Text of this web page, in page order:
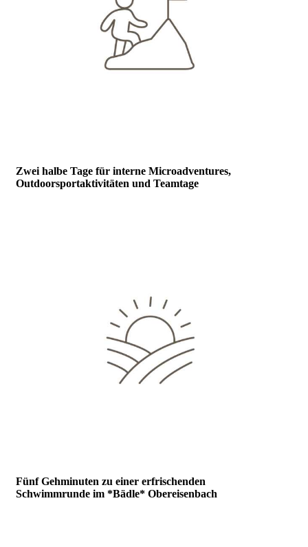
Zwei halbe Tage für interne Microadventures,
Outdoorsportaktivitäten und Teamtage
Fünf Gehminuten zu einer erfrischenden
Schwimmrunde im *Bädle* Obereisenbach